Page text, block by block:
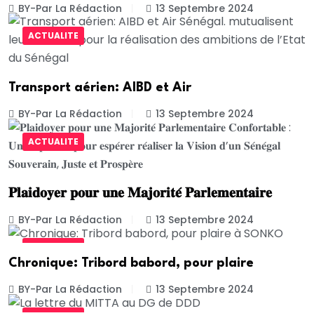
BY-Par La Rédaction 13 Septembre 2024
ACTUALITE
Transport aérien: AIBD et Air
BY-Par La Rédaction 13 Septembre 2024
ACTUALITE
𝐏𝐥𝐚𝐢𝐝𝐨𝐲𝐞𝐫 𝐩𝐨𝐮𝐫 𝐮𝐧𝐞 𝐌𝐚𝐣𝐨𝐫𝐢𝐭𝐞́ 𝐏𝐚𝐫𝐥𝐞𝐦𝐞𝐧𝐭𝐚𝐢𝐫𝐞
BY-Par La Rédaction 13 Septembre 2024
ACTUALITE
Chronique: Tribord babord, pour plaire
BY-Par La Rédaction 13 Septembre 2024
ACTUALITE